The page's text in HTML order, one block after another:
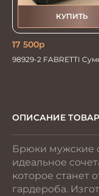
КУПИТЬ
17 500р
98929-2 FABRETTI
ОПИСАНИЕ
Брюки мужские
идеальное
которое станет
гардероба.